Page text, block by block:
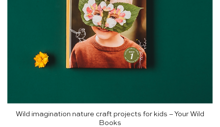
Wild imagination nature craft projects for kids – Your Wild
Books